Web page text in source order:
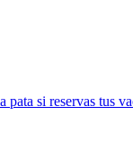
pata si reservas tus